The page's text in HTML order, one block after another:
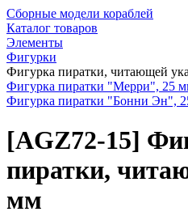
Сборные модели кораблей
Каталог товаров
Элементы
Фигурки
Фигурка пиратки, читающей
Фигурка пиратки "Мерри", 25
Фигурка пиратки "Бонни Эн",
[AGZ72-15]
пиратки,
мм